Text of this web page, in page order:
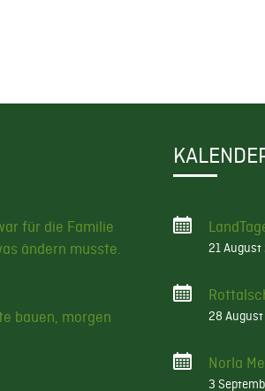
für die Familie
ändern musste.
bauen, morgen
21 August
28
Norla
3